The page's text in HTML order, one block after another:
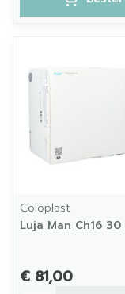
Coloplast
Luja Man Ch16
€ 81,00